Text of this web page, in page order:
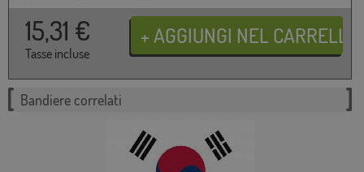
15,31 €
Tasse incluse
Bandiere correlati